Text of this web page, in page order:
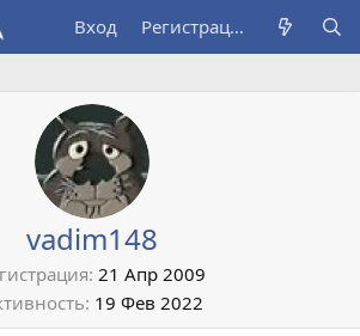
Вход Регистрация
vadim148
21 Апр 2009
19 Фев 2022